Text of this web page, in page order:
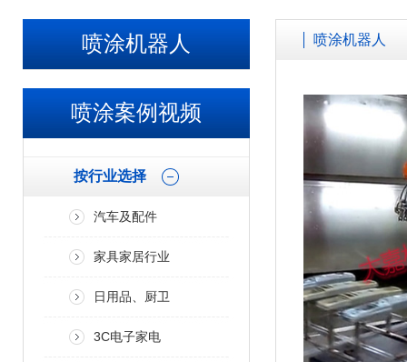
喷涂机器人
喷涂案例视频
按行业选择
汽车及配件
家具家居行业
日用品、厨卫
3C电子家电
喷涂机器人